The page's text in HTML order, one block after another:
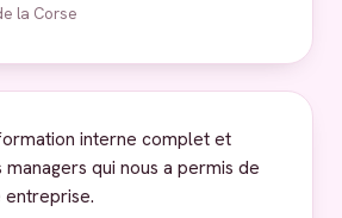
la Corse
interne complet et
managers qui nous a permis de